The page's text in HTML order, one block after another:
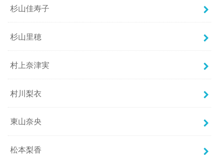
杉山佳寿子
杉山里穂
村上奈津実
村川梨衣
東山奈央
松本梨香